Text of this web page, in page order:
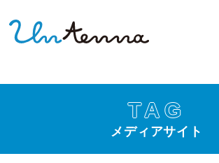
TAG
メディアサイト